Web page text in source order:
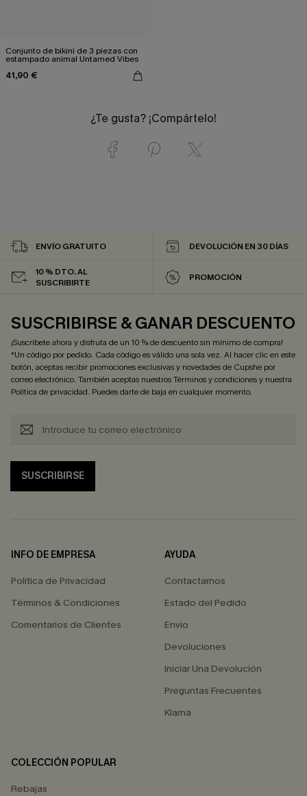
Conjunto de bikini de 3 piezas con
estampado animal Untamed Vibes
41,90 €
¿Te gusta? ¡Compártelo!
ENVÍO GRATUITO DEVOLUCIÓN EN 30 DÍAS
10 % DTO. AL
SUSCRIBIRTE
PROMOCIÓN
SUSCRIBIRSE & GANAR DESCUENTO
¡Suscríbete ahora y disfruta de un 10 % de descuento sin mínimo de compra!
*Un código por pedido. Cada código es válido una sola vez. Al hacer clic en este
botón, aceptas recibir promociones exclusivas y novedades de Cupshe por
correo electrónico. También aceptas nuestrosTérminos y condicionesy nuestra
Política de privacidad. Puedes darte de baja en cualquier momento.
SUSCRIBIRSE
INFO DE EMPRESA
Política de Privacidad
Términos & Condiciones
Comentarios de Clientes
AYUDA
Contactarnos
Estado del Pedido
Envío
Devoluciones
Iniciar Una Devolución
Preguntas Frecuentes
Klarna
COLECCIÓN POPULAR
Rebajas